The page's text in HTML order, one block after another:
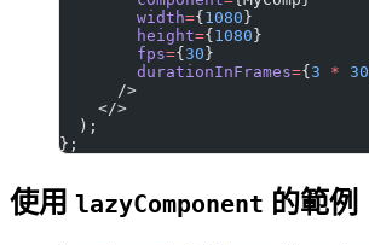
        width
={ 1080 }
        height
={ 1080 }
        fps
={ 30 }
        durationInFrames
={ 3 * 30
      />
    </>
  );
};
使用 lazyComponent 的範例